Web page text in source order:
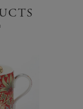
会主義活動家と多
い業績を残しまし
近代デザインの父